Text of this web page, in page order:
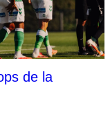
de la